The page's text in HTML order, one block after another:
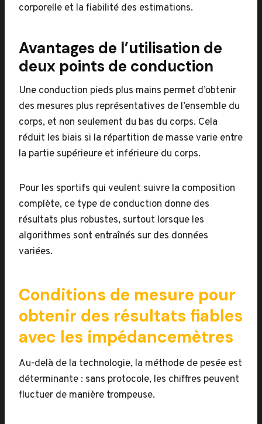
corporelle et la fiabilité des estimations.
Avantages de l’utilisation de
deux points de conduction
Une conduction pieds plus mains permet d’obtenir
des mesures plus représentatives de l’ensemble du
corps, et non seulement du bas du corps. Cela
réduit les biais si la répartition de masse varie entre
la partie supérieure et inférieure du corps.
Pour les sportifs qui veulent suivre la composition
complète, ce type de conduction donne des
résultats plus robustes, surtout lorsque les
algorithmes sont entraînés sur des données
variées.
Conditions de mesure pour
obtenir des résultats fiables
avec les impédancemètres
Au-delà de la technologie, la méthode de pesée est
déterminante : sans protocole, les chiffres peuvent
fluctuer de manière trompeuse.